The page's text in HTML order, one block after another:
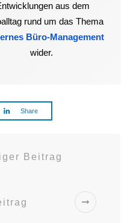
aus dem
rund um das Thema
Büro-Management
wider.
Share
Beitrag